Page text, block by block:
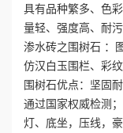
我
具有品种繁多、色
量轻、强度高、耐
渗水砖之围树石 ：
仿汉白玉围栏、彩纹
围树石优点：坚固
通过国家权威检测
灯、底坐，压线，